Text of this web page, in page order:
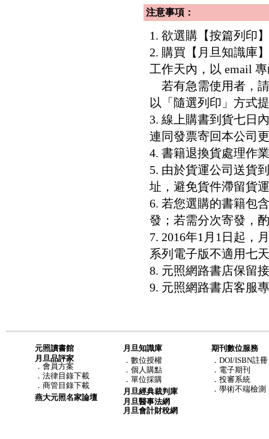
注意事項：
1. 欲選購【按篇列印
2. 購買【月旦知識庫
工作天內，以 email
若有急需使用者，請
以「隨選列印」方式
3. 線上購書到貨七日
連同發票寄回本公司
4. 書籍退換貨處理作
5. 由於貨運公司送貨
址，避免貨件滯留貨
6. 若您選購的書籍包
發；若需分次寄發，
7. 2016年1月1日起，
系列電子版不適用七
8. 元照網路書店保留
9. 元照網路書店客服
元照讀書館
月旦品評家
． 會員方案
． 法律目錄下載
． 商管目錄下載
燕大元照名家論壇
月旦知識庫
． 數位授權
． 個人購點
． 單位採購
月旦經典裁判庫
月旦醫事法網
月旦會計財稅網
期刊數位服務
．DOI/ISBN註冊
．電子期刊
．投審系統
．學術不端檢測